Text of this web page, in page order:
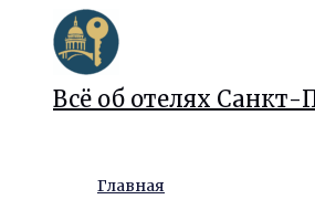
Перейти
содержимому
Всё об отелях Санкт-
Главная